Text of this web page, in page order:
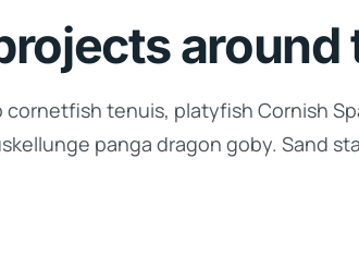
around
tenuis, platyfish Cornish
panga dragon goby. Sand